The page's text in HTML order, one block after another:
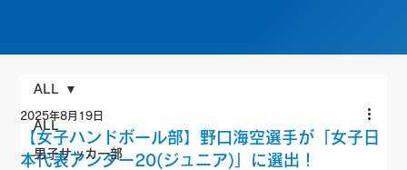
ALL
男子サッカー部
ALL
【女子ハンドボール部】野口海空選手が「女子日
本代表アンダー20(ジュニア)」に選出！
2025年8月19日